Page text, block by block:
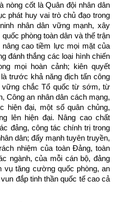
nòng cốt là Quân đội nhân dân
phát huy vai trò chủ đạo trong
nhân dân vững mạnh, xây
phòng toàn dân và thế trận
cao tiềm lực mọi mặt của
đánh thắng các loại hình chiến
mọi hoàn cảnh; kiên quyết
trước khả năng địch tấn công
vững chắc Tổ quốc từ sớm, từ
Công an nhân dân cách mạng,
hiện đại, một số quân chủng,
lên hiện đại. Nâng cao chất
đảng, công tác chính trị trong
dân; đẩy mạnh tuyên truyền,
nhiệm của toàn Đảng, toàn
ngành, của mỗi cán bộ, đảng
tăng cường quốc phòng, an
đắp tinh thần quốc tế cao cả